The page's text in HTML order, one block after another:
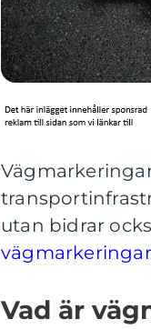
utan bidrar
vägmarkeringar
Vad är